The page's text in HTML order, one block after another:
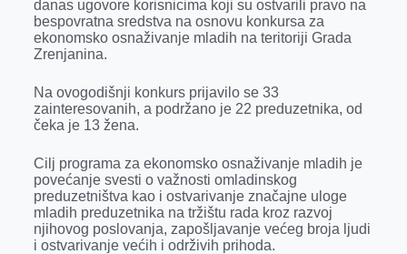
o
o
n
g
r
d
I
A
p
danas ugovore korisnicima koji su ostvarili pravo na
bespovratna sredstva na osnovu konkursa za
ekonomsko osnaživanje mladih na teritoriji Grada
Zrenjanina.
Na ovogodišnji konkurs prijavilo se 33
zainteresovanih, a podržano je 22 preduzetnika, od
čeka je 13 žena.
Cilj programa za ekonomsko osnaživanje mladih je
povećanje svesti o važnosti omladinskog
preduzetništva kao i ostvarivanje značajne uloge
mladih preduzetnika na tržištu rada kroz razvoj
njihovog poslovanja, zapošljavanje većeg broja ljudi
i ostvarivanje većih i održivih prihoda.